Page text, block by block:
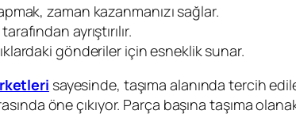
zaman kazanmanızı sağlar.
ayrıştırılır.
gönderiler için esneklik sunar.
sayesinde, taşıma alanında tercih
öne çıkıyor. Parça başına taşıma